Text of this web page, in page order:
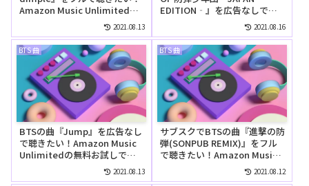
Amazon Music Unlimitedで
2021.08.13
EDITION‐』を広告なしで聴
きたい！Amazon Music
Unlimitedの無料お試しでリ
ピートして聴ける？
2021.08.16
BTS 曲
BTSの曲『Jump』を広告なし
で聴きたい！Amazon Music
Unlimitedの無料お試しでリ
2021.08.13
BTS 曲
サブスクでBTSの曲『進撃の防
弾(SONPUB REMIX)』をフル
で聴きたい！Amazon Music
Unlimitedでは無料で聴け
る？
2021.08.12